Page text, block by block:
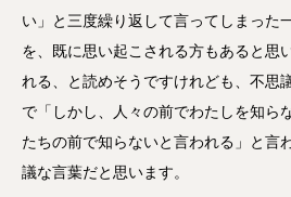
い」と三度繰り返して言ってしまった
を、既に思い起こされる方もあると思
れる、と読めそうですけれども、不思
で「しかし、人々の前でわたしを知ら
たちの前で知らないと言われる」と言
議な言葉だと思います。